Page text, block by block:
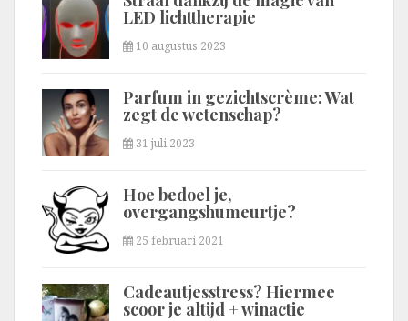
LED lichttherapie
10 augustus 2023
Parfum in gezichtscrème: Wat
zegt de wetenschap?
31 juli 2023
Hoe bedoel je,
overgangshumeurtje?
25 februari 2021
Cadeautjesstress? Hiermee
scoor je altijd + winactie